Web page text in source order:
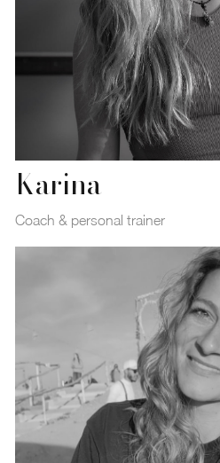
Karina
Coach & personal trainer